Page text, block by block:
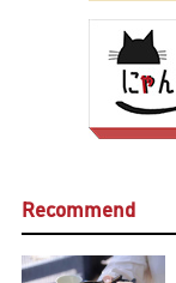
Recommend